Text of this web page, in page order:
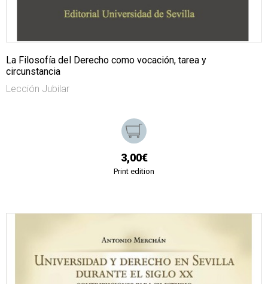
La Filosofía del Derecho como vocación, tarea y
circunstancia
Lección Jubilar
3,00€
Print edition